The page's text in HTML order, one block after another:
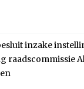
inzake
raadscommissie